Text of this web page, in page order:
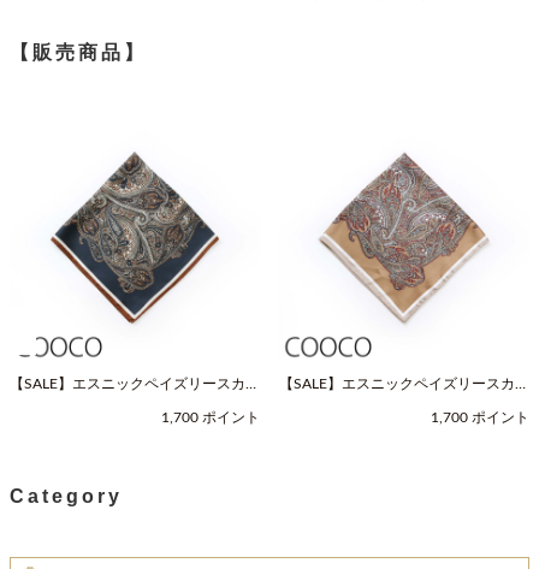
【販売商品】
【SALE】エスニックペイズリースカー
1,700 ポイント
【SALE】エスニックペイズリースカー
1,700 ポイント
Category